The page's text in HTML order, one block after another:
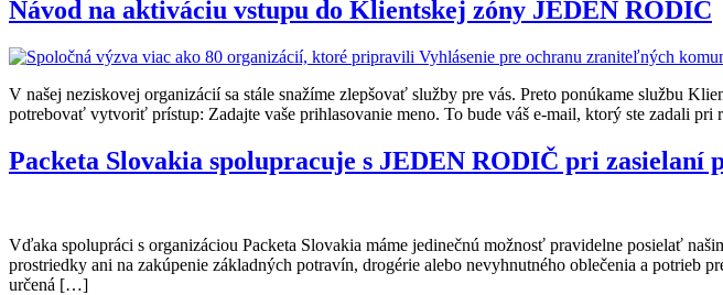
Návod na aktiváciu vstupu do Klientskej zóny JEDEN RODIČ
V našej neziskovej organizácií sa stále snažíme zlepšovať služby pre vás. Preto ponúkame službu
potrebovať vytvoriť prístup: Zadajte vaše prihlasovanie meno. To bude váš e-mail, ktorý ste zadali
Packeta Slovakia spolupracuje s JEDEN RODIČ pri zasielaní
Vďaka spolupráci s organizáciou Packeta Slovakia máme jedinečnú možnosť pravidelne posielať
prostriedky ani na zakúpenie základných potravín, drogérie alebo nevyhnutného oblečenia a potrieb
určená […]